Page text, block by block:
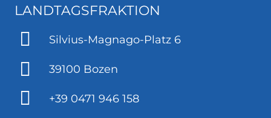
LANDTAGSFRAKTION
Silvius-Magnago-Platz 6
39100 Bozen
+39 0471 946 158